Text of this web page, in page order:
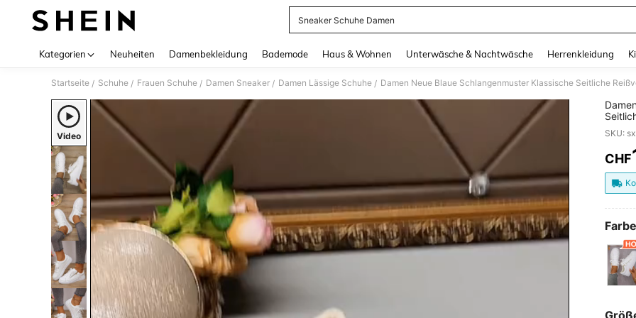
Sneaker Schuhe Damen
Kategorien Neuheiten Damenbekleidung Bademode Haus & Wohnen Unterwäsche & Nachtwäsche Herrenkleidung
Startseite / Schuhe / Frauen Schuhe / Damen Sneaker / Damen Lässige Schuhe /
Video
CHF